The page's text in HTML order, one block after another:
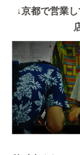
↓京都で営業